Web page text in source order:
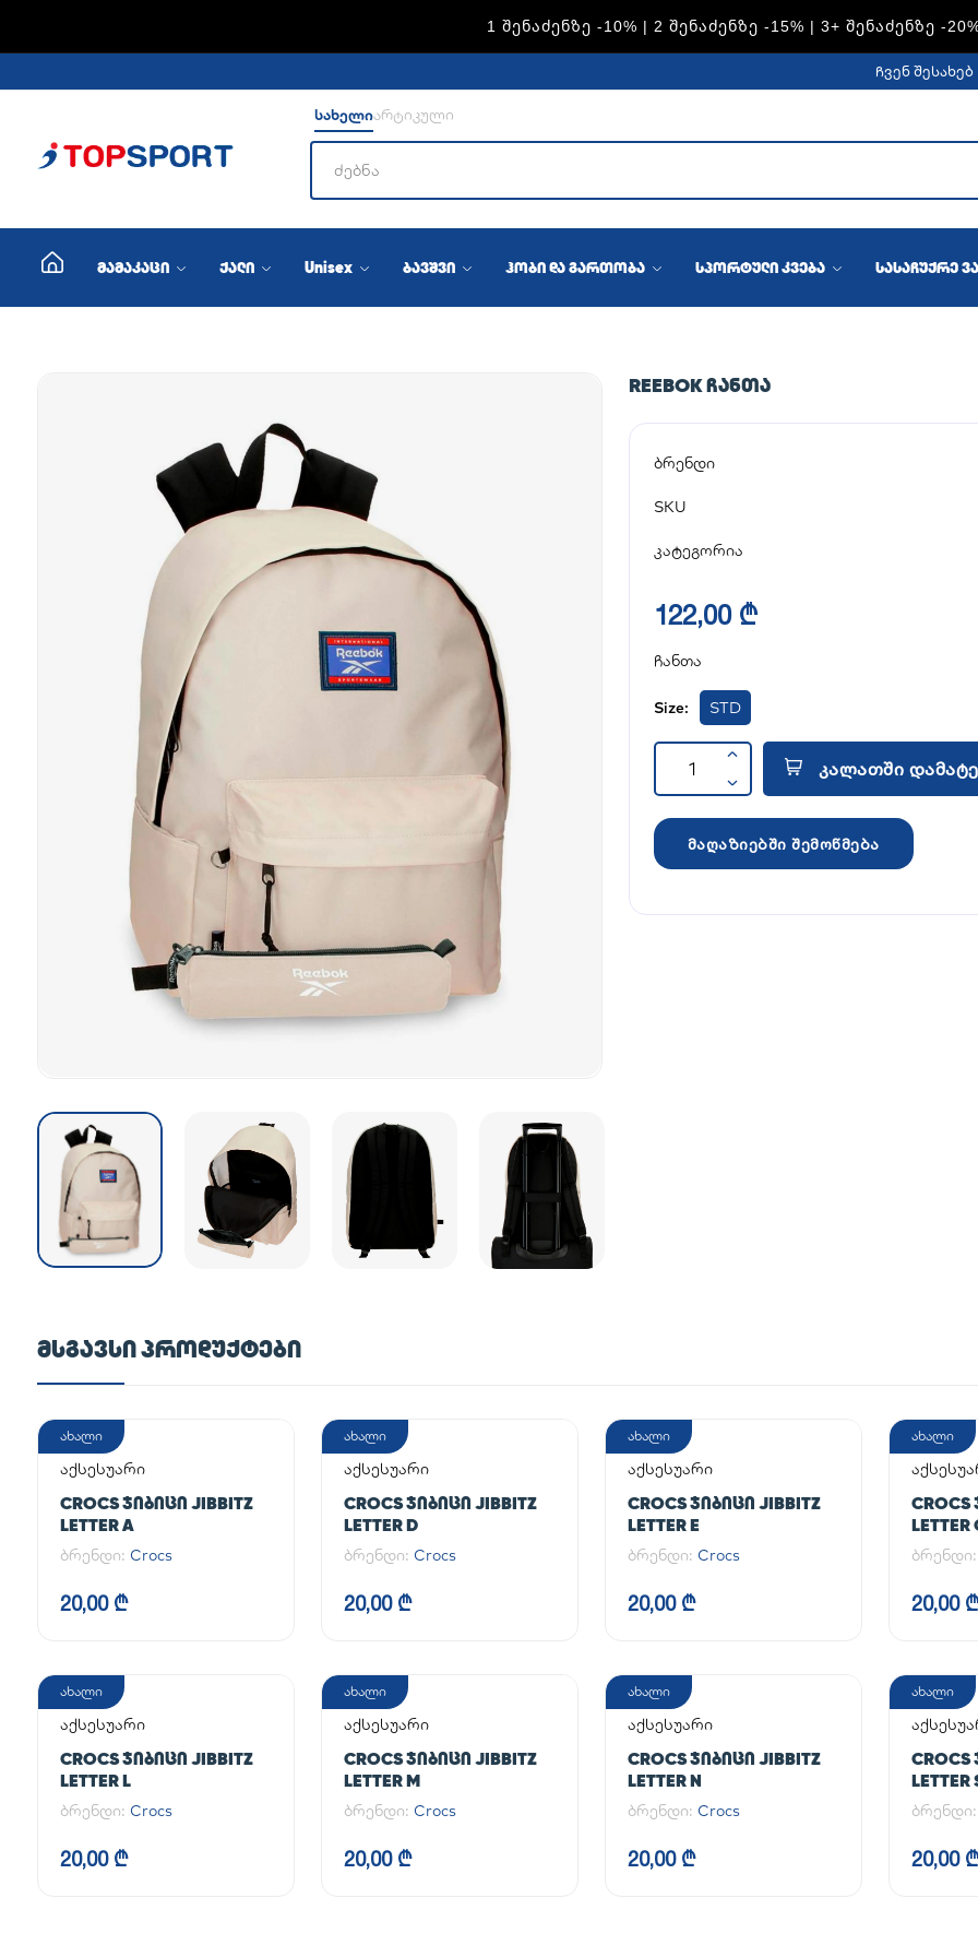
ADIDAS — 1 ᲨᲔᲜᲐᲫᲔᲜᲖᲔ -15% | 2 ᲨᲔᲜᲐᲫᲔᲜᲖᲔ -20% | 3+ ᲨᲔᲜᲐᲫᲔᲜᲖᲔ
ჩვენ შესახებ
სახელიარტიკული
მამაკაცი ქალი Unisex ბავშვი ჰობი და გართობა სპორტული კვება სასაჩუქრე
REEBOK ᲩᲐᲜᲗᲐ
ბრენდი
SKU
კატეგორია
122,00 ₾
ჩანთა
Size: STD
კალათში
მაღაზიებში შემოწმება
ᲛᲡᲒᲐᲕᲡᲘ ᲞᲠᲝᲓᲣᲥᲢᲔᲑᲘ
ახალი
აქსესუარი
CROCS ᲯᲘᲑᲘᲪᲘ JIBBITZ
LETTER A
ბრენდი: Crocs
20,00 ₾
ახალი
აქსესუარი
CROCS ᲯᲘᲑᲘᲪᲘ JIBBITZ
LETTER D
ბრენდი: Crocs
20,00 ₾
ახალი
აქსესუარი
CROCS ᲯᲘᲑᲘᲪᲘ JIBBITZ
LETTER E
ბრენდი: Crocs
20,00 ₾
ახალი
LETTER
ბრენდი:
20,00 ₾
ახალი
აქსესუარი
CROCS ᲯᲘᲑᲘᲪᲘ JIBBITZ
LETTER L
ბრენდი: Crocs
20,00 ₾
ახალი
აქსესუარი
CROCS ᲯᲘᲑᲘᲪᲘ JIBBITZ
LETTER M
ბრენდი: Crocs
20,00 ₾
ახალი
აქსესუარი
CROCS ᲯᲘᲑᲘᲪᲘ JIBBITZ
LETTER N
ბრენდი: Crocs
20,00 ₾
ახალი
LETTER
ბრენდი:
20,00 ₾